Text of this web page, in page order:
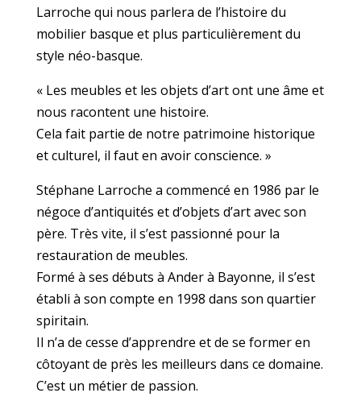
Larroche qui nous parlera de l’histoire du
mobilier basque et plus particulièrement du
style néo-basque.
« Les meubles et les objets d’art ont une âme et
nous racontent une histoire.
Cela fait partie de notre patrimoine historique
et culturel, il faut en avoir conscience. »
Stéphane Larroche a commencé en 1986 par le
négoce d’antiquités et d’objets d’art avec son
père. Très vite, il s’est passionné pour la
restauration de meubles.
Formé à ses débuts à Ander à Bayonne, il s’est
établi à son compte en 1998 dans son quartier
spiritain.
Il n’a de cesse d’apprendre et de se former en
côtoyant de près les meilleurs dans ce domaine.
C’est un métier de passion.